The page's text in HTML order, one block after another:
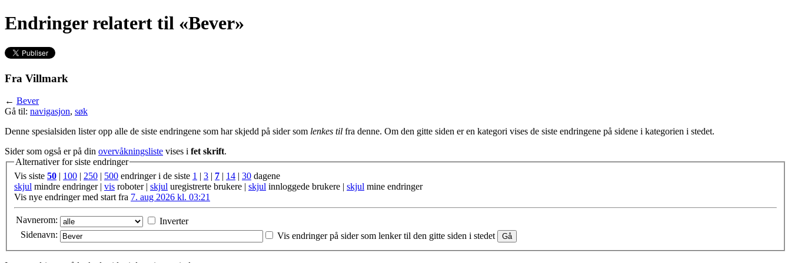
Endringer relatert til «Bever»
Fra Villmark
← Bever
Gå til: navigasjon, søk
Denne spesialsiden lister opp alle de siste endringene som har skjedd på sider som lenkes til fra denne. Om den gitte siden er en kategori vises de siste endringene på sidene i kategorien i stedet.
Sider som også er på din overvåkningsliste vises i fet skrift.
Alternativer for siste endringer
Vis siste 50 | 100 | 250 | 500 endringer i de siste 1 | 3 | 7 | 14 | 30 dagene
skjul mindre endringer | vis roboter | skjul uregistrerte brukere | skjul innloggede brukere | skjul mine endringer
Vis nye endringer med start fra 7. aug 2026 kl. 03:21
Navnerom:
Inverter
Sidenavn:
Vis endringer på sider som lenker til den gitte siden i stedet